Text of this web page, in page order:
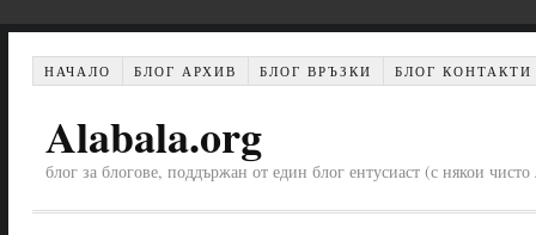
НАЧАЛО БЛОГ АРХИВ БЛОГ ВРЪЗКИ БЛОГ КОНТАКТИ
Alabala.org
блог за блогове, поддържан от един блог ентусиаст (с някои